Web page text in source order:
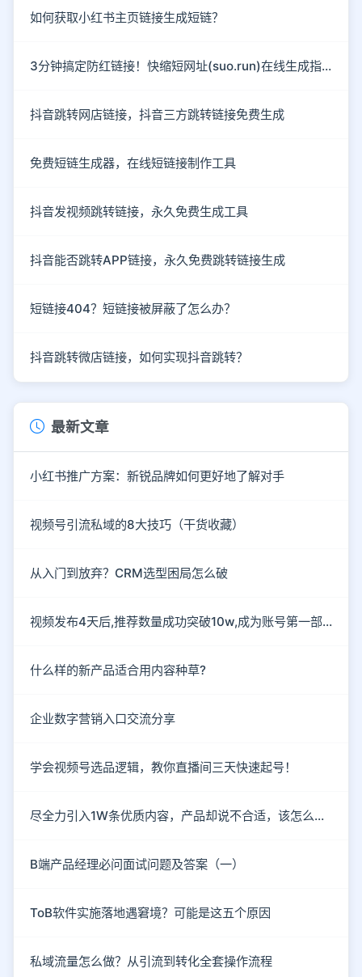
如何获取小红书主页链接生成短链？
3分钟搞定防红链接！快缩短网址(suo.run)在线生成指南
抖音跳转网店链接，抖音三方跳转链接免费生成
免费短链生成器，在线短链接制作工具
抖音发视频跳转链接，永久免费生成工具
抖音能否跳转APP链接，永久免费跳转链接生成
短链接404？短链接被屏蔽了怎么办？
抖音跳转微店链接，如何实现抖音跳转？
最新文章
小红书推广方案：新锐品牌如何更好地了解对手
视频号引流私域的8大技巧（干货收藏）
从入门到放弃？CRM选型困局怎么破
视频发布4天后,推荐数量成功突破10w,成为账号第一部爆款作
什么样的新产品适合用内容种草?
企业数字营销入口交流分享
学会视频号选品逻辑，教你直播间三天快速起号！
尽全力引入1W条优质内容，产品却说不合适，该怎么破？
B端产品经理必问面试问题及答案（一）
ToB软件实施落地遇窘境？可能是这五个原因
私域流量怎么做？从引流到转化全套操作流程